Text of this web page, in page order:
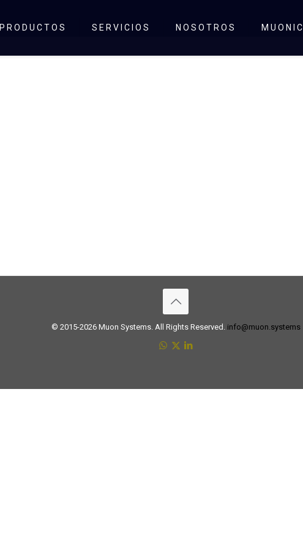
PRODUCTOS SERVICIOS NOSOTROS MUONIC
© 2015-2026 Muon Systems. All Rights Reserved. info@muon.systems